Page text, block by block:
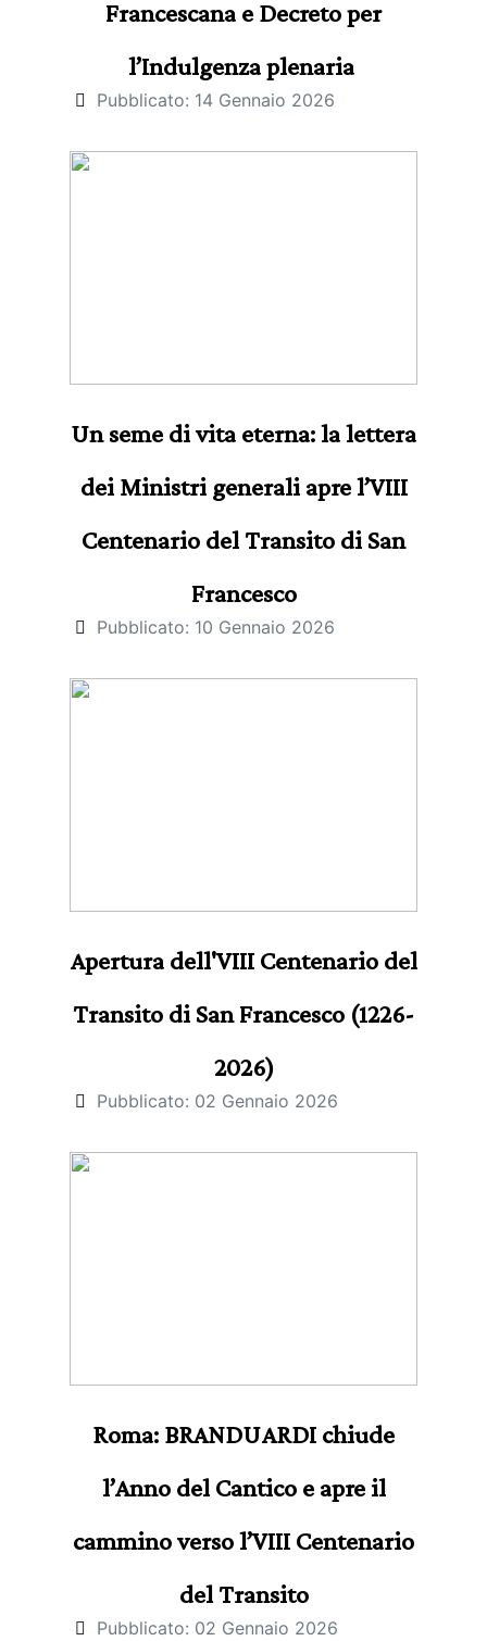
Francescana e Decreto per
l’Indulgenza plenaria
Pubblicato: 14 Gennaio 2026
Un seme di vita eterna: la lettera
dei Ministri generali apre l’VIII
Centenario del Transito di San
Francesco
Pubblicato: 10 Gennaio 2026
Apertura dell'VIII Centenario del
Transito di San Francesco (1226-
2026)
Pubblicato: 02 Gennaio 2026
Roma: BRANDUARDI chiude
l’Anno del Cantico e apre il
cammino verso l’VIII Centenario
del Transito
Pubblicato: 02 Gennaio 2026